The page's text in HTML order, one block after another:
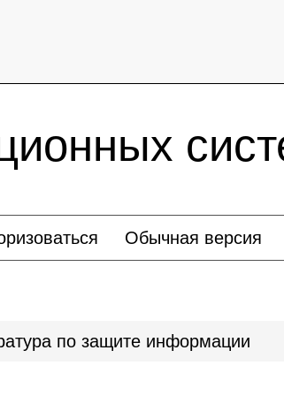
Обычная версия
по защите информации